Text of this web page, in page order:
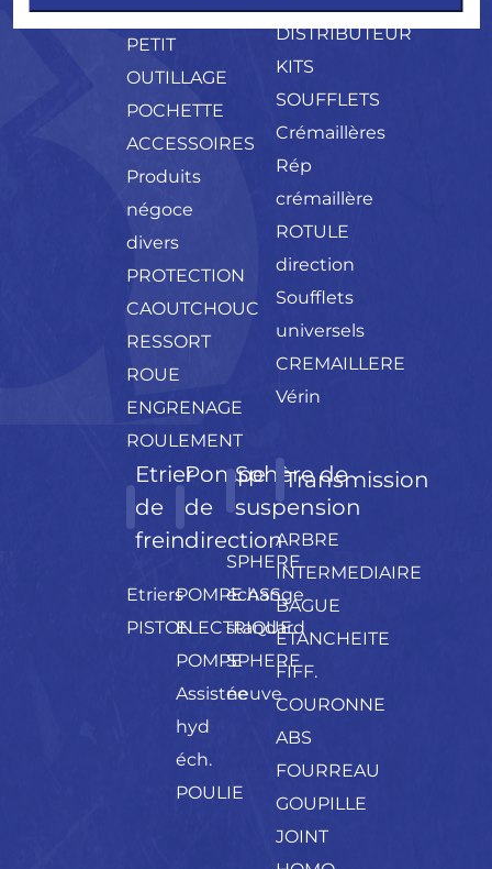
FIXATION
PETIT
OUTILLAGE
POCHETTE
ACCESSOIRES
Produits
négoce
divers
PROTECTION
CAOUTCHOUC
RESSORT
ROUE
ENGRENAGE
ROULEMENT
DISTRIBUTEUR
KITS
SOUFFLETS
Crémaillères
Rép
crémaillère
ROTULE
direction
Soufflets
universels
CREMAILLERE
Vérin
Etrier
de
frein
Etriers
PISTON
Pompe
de
direction
POMPE ASS.
ELECTRIQUE
POMPE
Assistée
hyd
éch.
POULIE
Sphère de
suspension
SPHERE
échange
standard
SPHERE
neuve
Transmission
ARBRE
INTERMEDIAIRE
BAGUE
ETANCHEITE
FIFF.
COURONNE
ABS
FOURREAU
GOUPILLE
JOINT